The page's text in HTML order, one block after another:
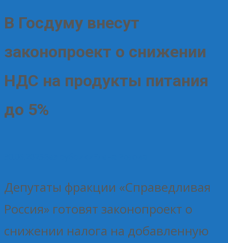
В Госдуму внесут
законопроект о снижении
НДС на продукты питания
до 5%
Депутаты фракции «Справедливая
Россия» готовят законопроект о
снижении налога на добавленную